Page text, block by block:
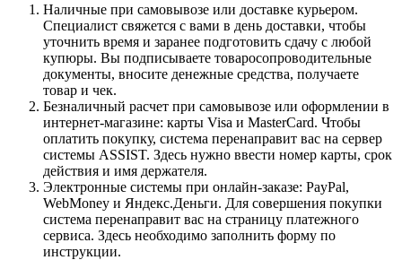
Наличные при самовывозе или доставке курьером.
Специалист свяжется с вами в день доставки, чтобы
уточнить время и заранее подготовить сдачу с любой
купюры. Вы подписываете товаросопроводительные
документы, вносите денежные средства, получаете
товар и чек.
Безналичный расчет при самовывозе или оформлении в
интернет-магазине: карты Visa и MasterCard. Чтобы
оплатить покупку, система перенаправит вас на сервер
системы ASSIST. Здесь нужно ввести номер карты, срок
действия и имя держателя.
Электронные системы при онлайн-заказе: PayPal,
WebMoney и Яндекс.Деньги. Для совершения покупки
система перенаправит вас на страницу платежного
сервиса. Здесь необходимо заполнить форму по
инструкции.